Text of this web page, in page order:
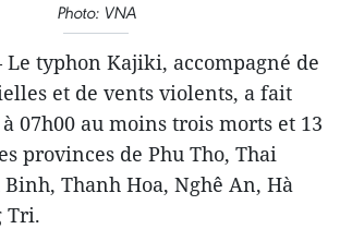
Photo: VNA
Le typhon Kajiki, accompagné de
et de vents violents, a fait
07h00 au moins trois morts et 13
provinces de Phu Tho, Thai
Thanh Hoa, Nghê An, Hà
Tri.